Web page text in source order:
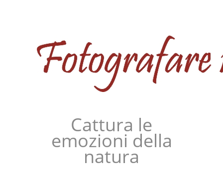
Cattura le
emozioni della
natura